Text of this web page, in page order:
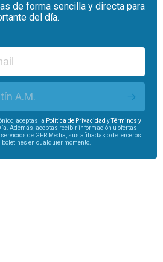
de forma sencilla y directa para
del día.
A.M.
aceptas la Política de Privacidad yTérminos y
Además, aceptas recibir información u ofertas
de GFR Media, sus afiliadas o de terceros.
en cualquier momento.